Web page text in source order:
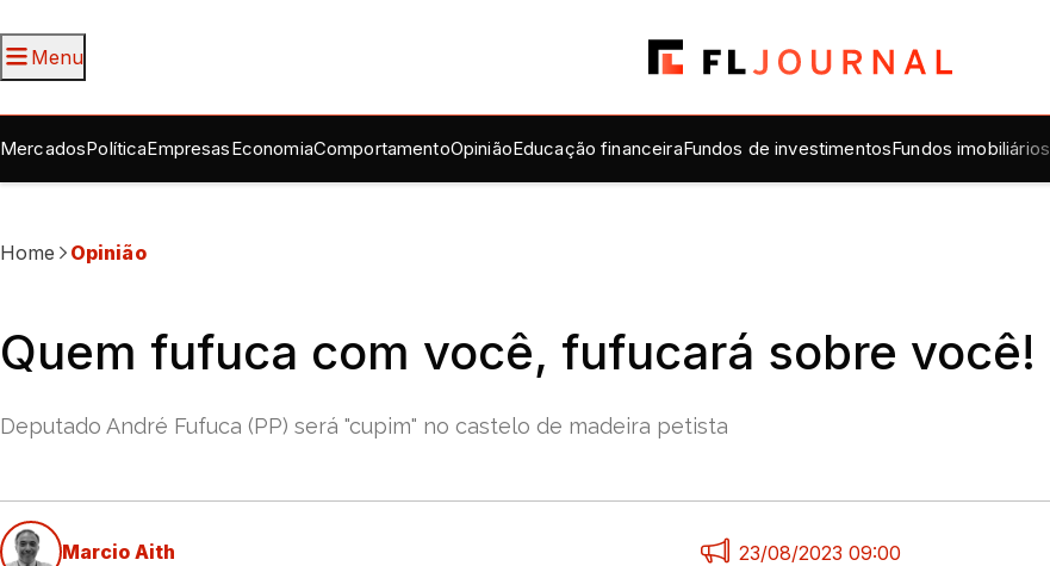
Menu
MercadosPolíticaEmpresasEconomiaComportamentoOpiniãoEducação financeiraFundos de investimentosFundos imobiliários
Home Opinião
Quem fufuca com você, fufucará sobre você!
Deputado André Fufuca (PP) será "cupim" no castelo de madeira petista
Marcio Aith 23/08/2023 09:00